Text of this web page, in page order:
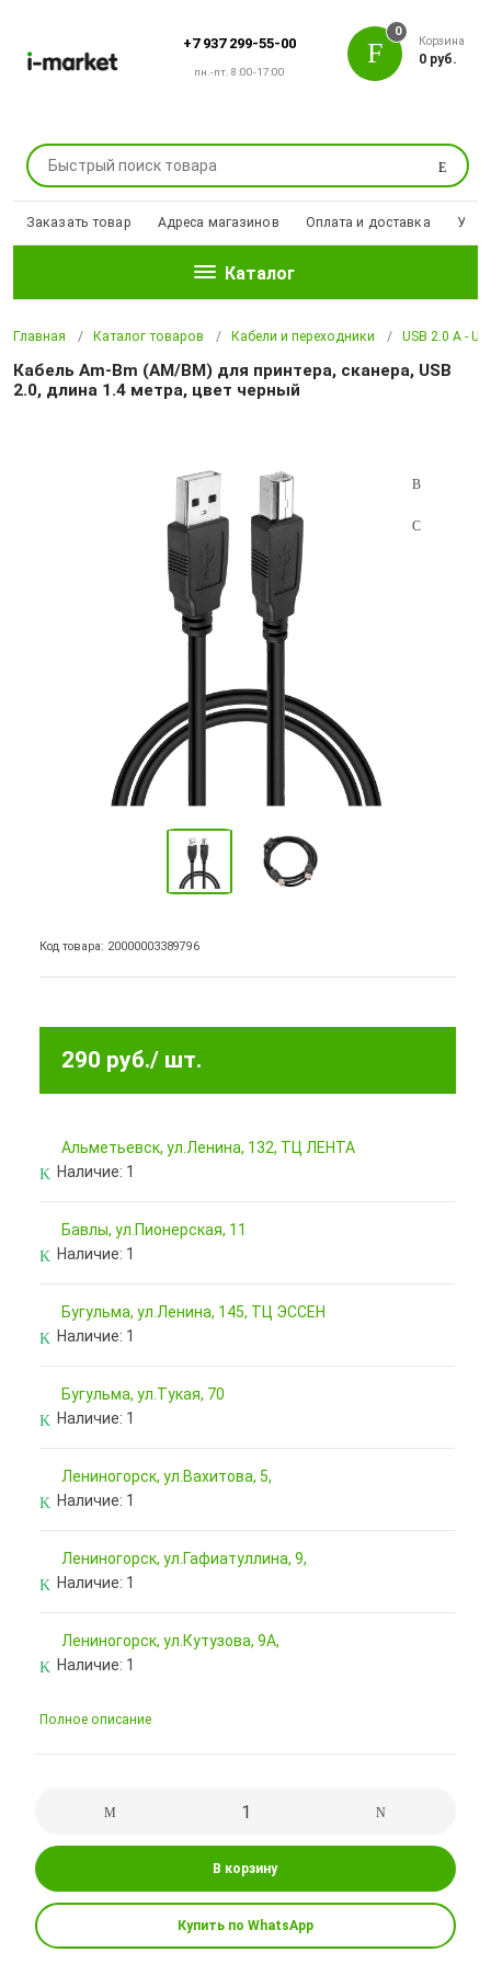
+7 937 299-55-00
пн.-пт. 8:00-17:00
Поиск
0
Корзина
0 руб.
Заказать товар Адреса магазинов Оплата и доставка
Каталог
Главная Каталог товаров Кабели и переходники USB 2.0 A -
Кабель Am-Bm (AM/BM) для принтера, сканера, USB
2.0, длина 1.4 метра, цвет черный
Код товара: 20000003389796
290 руб./ шт.
Альметьевск, ул.Ленина, 132, ТЦ ЛЕНТА
Наличие: 1
Бавлы, ул.Пионерская, 11
Наличие: 1
Бугульма, ул.Ленина, 145, ТЦ ЭССЕН
Наличие: 1
Бугульма, ул.Тукая, 70
Наличие: 1
Лениногорск, ул.Вахитова, 5,
Наличие: 1
Лениногорск, ул.Гафиатуллина, 9,
Наличие: 1
Лениногорск, ул.Кутузова, 9А,
Наличие: 1
Полное описание
В корзину
Купить по WhatsApp